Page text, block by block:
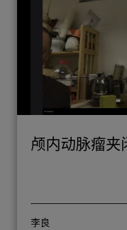
颅内动脉瘤夹
李良